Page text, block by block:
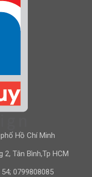
Hồ Chí Minh
Tân Bình,Tp HCM
54; 0799808085